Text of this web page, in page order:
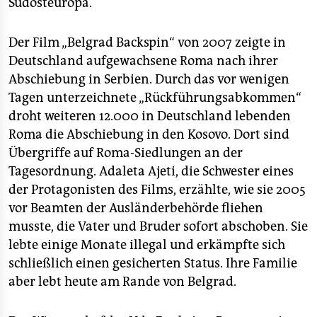
Der Film „Belgrad Backspin“ von 2007 zeigte in
Deutschland aufgewachsene Roma nach ihrer
Abschiebung in Serbien. Durch das vor wenigen
Tagen unterzeichnete „Rückführungsabkommen“
droht weiteren 12.000 in Deutschland lebenden
Roma die Abschiebung in den Kosovo. Dort sind
Übergriffe auf Roma-Siedlungen an der
Tagesordnung. Adaleta Ajeti, die Schwester eines
der Protagonisten des Films, erzählte, wie sie 2005
vor Beamten der Ausländerbehörde fliehen
musste, die Vater und Bruder sofort abschoben. Sie
lebte einige Monate illegal und erkämpfte sich
schließlich einen gesicherten Status. Ihre Familie
aber lebt heute am Rande von Belgrad.